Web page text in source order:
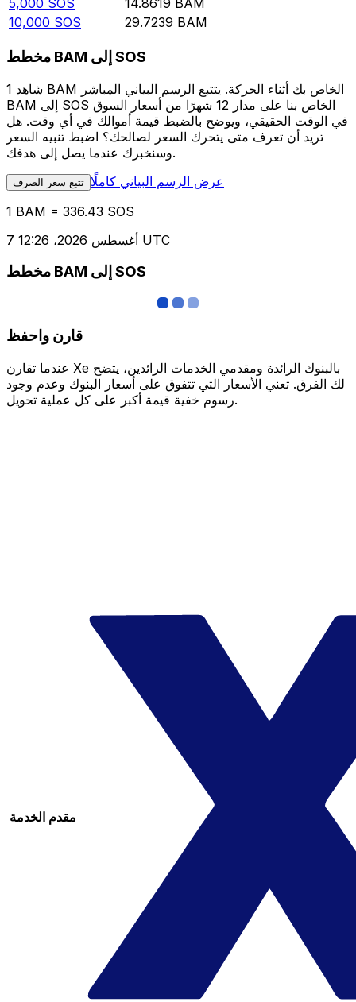
5,000 SOS 14.8619 BAM
10,000 SOS 29.7239 BAM
مخطط BAM إلى SOS
شاهد 1 BAM الخاص بك أثناء الحركة. يتتبع الرسم البياني المباشر
BAM إلى SOS الخاص بنا على مدار 12 شهرًا من أسعار السوق
في الوقت الحقيقي، ويوضح بالضبط قيمة أموالك في أي وقت. هل
تريد أن تعرف متى يتحرك السعر لصالحك؟ اضبط تنبيه السعر
وسنخبرك عندما يصل إلى هدفك.
تتبع سعر الصرف عرض الرسم البياني كاملًا
1 BAM = 336.43 SOS
7 أغسطس 2026، 12:26 UTC
مخطط BAM إلى SOS
قارن واحفظ
عندما تقارن Xe بالبنوك الرائدة ومقدمي الخدمات الرائدين، يتضح
لك الفرق. تعني الأسعار التي تتفوق على أسعار البنوك وعدم وجود
رسوم خفية قيمة أكبر على كل عملية تحويل.
مقدم الخدمة